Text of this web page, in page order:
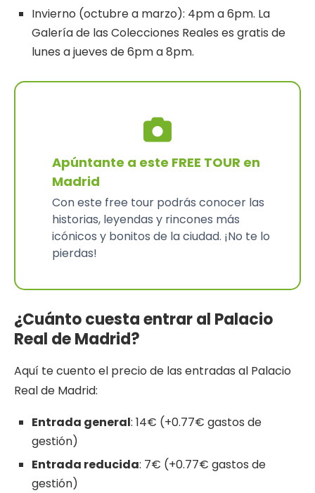
Invierno (octubre a marzo): 4pm a 6pm. La
Galería de las Colecciones Reales es gratis de
lunes a jueves de 6pm a 8pm.
Apúntante a este FREE TOUR en
Madrid
Con este free tour podrás conocer las
historias, leyendas y rincones más
icónicos y bonitos de la ciudad. ¡No te lo
pierdas!
¿Cuánto cuesta entrar al Palacio
Real de Madrid?
Aquí te cuento el precio de las entradas al Palacio
Real de Madrid:
Entrada general: 14€ (+0.77€ gastos de
gestión)
Entrada reducida: 7€ (+0.77€ gastos de
gestión)